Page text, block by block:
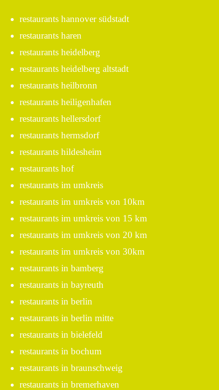
restaurants hannover südstadt
restaurants haren
restaurants heidelberg
restaurants heidelberg altstadt
restaurants heilbronn
restaurants heiligenhafen
restaurants hellersdorf
restaurants hermsdorf
restaurants hildesheim
restaurants hof
restaurants im umkreis
restaurants im umkreis von 10km
restaurants im umkreis von 15 km
restaurants im umkreis von 20 km
restaurants im umkreis von 30km
restaurants in bamberg
restaurants in bayreuth
restaurants in berlin
restaurants in berlin mitte
restaurants in bielefeld
restaurants in bochum
restaurants in braunschweig
restaurants in bremerhaven